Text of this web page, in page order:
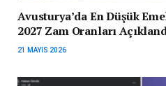
Avusturya’da En Düşük
2027 Zam Oranları
21 MAYIS 2026